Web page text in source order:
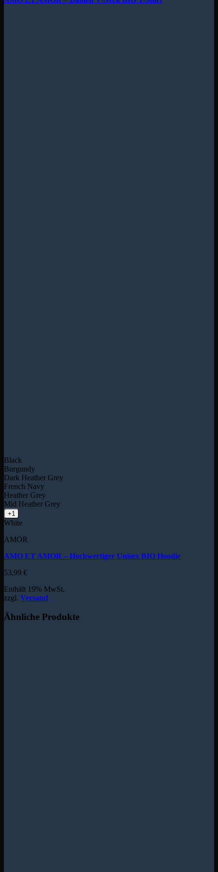
Black
Burgundy
Dark Heather Grey
French Navy
Heather Grey
Mid Heather Grey
+1
White
AMOR
AMO ET AMOR – Hochwertiger Unisex BIO Hoodie
53,99 €
Enthält 19% MwSt.
zzgl. Versand
Ähnliche Produkte